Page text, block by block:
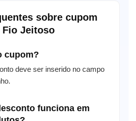
sobre cupom
Fio Jeitoso
cupom?
deve ser inserido no campo
funciona em